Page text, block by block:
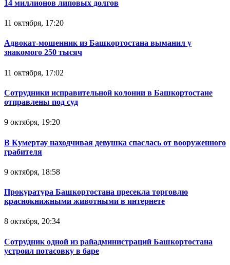
14 миллионов липовых долгов
11 октября, 17:20
Адвокат-мошенник из Башкортостана выманил у
знакомого 250 тысяч
11 октября, 17:02
Сотрудники исправительной колонии в Башкортостане
отправлены под суд
9 октября, 19:20
В Кумертау находчивая девушка спаслась от вооруженного
грабителя
9 октября, 18:58
Прокуратура Башкортостана пресекла торговлю
краснокнижными животными в интернете
8 октября, 20:34
Сотрудник одной из райадминистраций Башкортостана
устроил потасовку в баре